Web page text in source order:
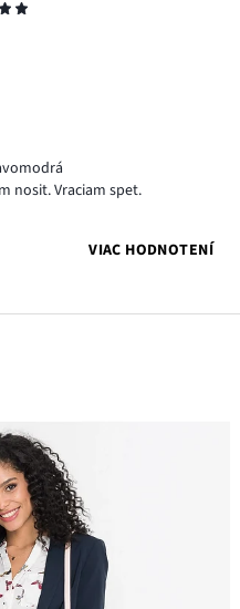
nosit. Vraciam spet.
VIAC HODNOTENÍ